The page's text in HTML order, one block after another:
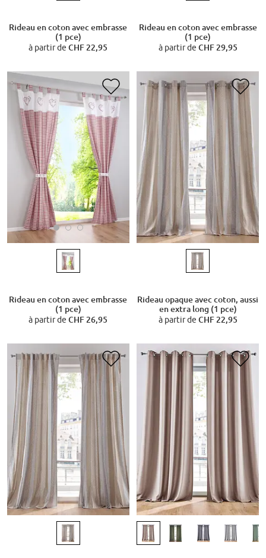
Rideau en coton avec embrasse
(1 pce)
à partir deCHF 22,95
Rideau en coton avec embrasse
(1 pce)
à partir de CHF 29,95
Rideau en coton avec embrasse
(1 pce)
à partir deCHF 26,95
Rideau opaque avec coton, aussi
en extra long (1 pce)
à partir de CHF 22,95